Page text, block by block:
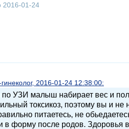
2016-01-24
2016-01-24 12:38:00:
УЗИ малыш набирает вес и
токсикоз, поэтому вы и
питаетесь, не
в форму после родов. Здоровья